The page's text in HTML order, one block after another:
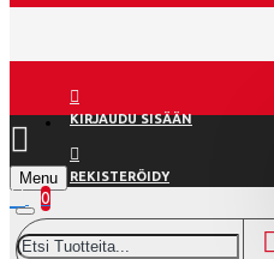
KIRJAUDU SISÄÄN
REKISTERÖIDY
Menu
0